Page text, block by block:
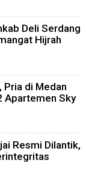
Deli Serdang
Hijrah
Pria di Medan
Apartemen Sky
Resmi Dilantik,